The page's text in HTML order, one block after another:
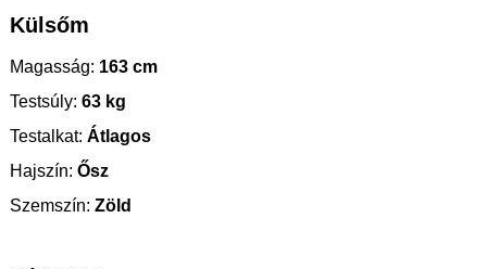
Külsőm
Magasság: 163 cm
Testsúly: 63 kg
Testalkat: Átlagos
Hajszín: Ősz
Szemszín: Zöld